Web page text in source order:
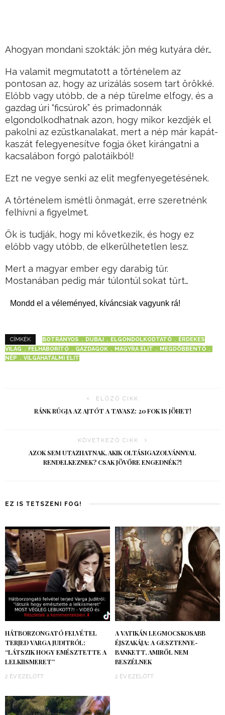
Ahogyan mondani szokták: jön még kutyára dér…
Ha valamit megmutatott a történelem az
pontosan az, hogy az urizálás sosem tart örökké.
Előbb vagy utóbb, de a nép türelme elfogy, és a
gazdag úri “ficsúrok” és primadonnák
elgondolkodhatnak azon, hogy mikor kezdjék el
pakolni az ezüstkanalakat, mert a nép már kapát-
kaszát felegyenesítve fogja őket kirángatni a
kacsalábon forgó palotáikból!
Ezt ne vegye senki az elit megfenyegetésének.
A történelem ismétli önmagát, erre szeretnénk
felhívni a figyelmet.
Ők is tudják, hogy mi következik, és hogy ez
előbb vagy utóbb, de elkerülhetetlen lesz.
Mert a magyar ember egy darabig tűr.
Mostanában pedig már túlontúl sokat tűrt…
Mondd el a véleményed, kíváncsiak vagyunk rá!
CÍMKÉK BOTRÁNYOS DUBAJ ELGONDOLKODTATÓ
ÉRDEKES
VILÁG
FELHÁBORÍTÓ GAZDAGOK MAGYRA ELIT
MEGDÖBBENTŐ
NÉP
VILGÁHATALMI ELIT
ELŐZŐ CIKK
RÁNK RÚGJA AZ AJTÓT A TAVASZ: 20 FOK IS JÖHET!
KÖVETKEZŐ CIKK
AZOK SEM UTAZHATNAK, AKIK OLTÁSIGAZOLVÁNNYAL
RENDELKEZNEK? CSAK JÖVŐRE ENGEDNÉK?!
EZ IS TETSZENI FOG!
HÁTBORZONGATÓ FELVÉTEL
TERJED VARGA JUDITRÓL:
“LÁTSZIK HOGY EMÉSZTETTE A
LELKIISMERET”
2 ÉV EZELŐTT
A VATIKÁN LEGMOCSKOSABB
ÉJSZAKÁJA: A GESZTENYE-
BANKETT, AMIRŐL NEM
BESZÉLNEK
2 ÉV EZELŐTT